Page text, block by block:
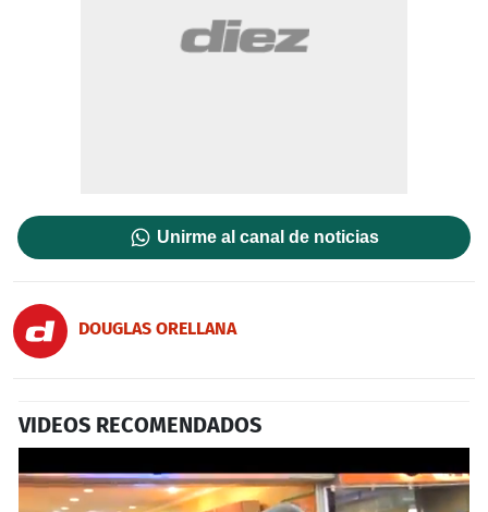
Unirme al canal de noticias
DOUGLAS ORELLANA
VIDEOS RECOMENDADOS